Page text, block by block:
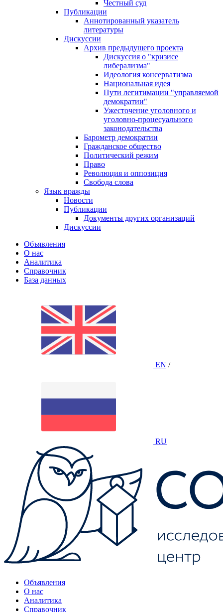
Честный суд
Публикации
Аннотированный указатель
литературы
Дискуссии
Архив предыдущего проекта
Дискуссия о "кризисе
либерализма"
Идеология консерватизма
Национальная идея
Пути легитимации "управляемой
демократии"
Ужесточение уголовного и
уголовно-процесуального
законодательства
Барометр демократии
Гражданское общество
Политический режим
Право
Революция и оппозиция
Свобода слова
Язык вражды
Новости
Публикации
Документы других организаций
Дискуссии
Объявления
О нас
Аналитика
Справочник
База данных
EN /
RU
Объявления
О нас
Аналитика
Справочник